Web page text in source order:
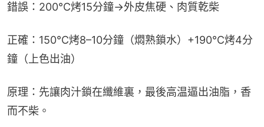
錯誤：200℃烤15分鐘→外皮焦硬、肉質乾柴
正確：150℃烤8–10分鐘（燜熟鎖水）+190℃烤4分
鐘（上色出油）
原理：先讓肉汁鎖在纖維裏，最後高温逼出油脂，香
而不柴。